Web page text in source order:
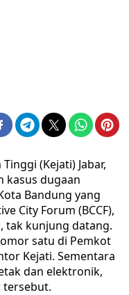
(Kejati) Jabar,
kasus dugaan
Bandung yang
City Forum (BCCF),
tak kunjung datang.
satu di Pemkot
Kejati. Sementara
dan elektronik,
tersebut.